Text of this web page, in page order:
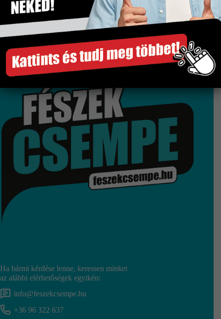
Kiszerelés
Szakértő segítség
Gyors és megbízható szállítás
Több száz termék raktárról
Ha bármi kérdése lenne, keressen minket
az alábbi elérhetőségek egyikén:
info@feszekcsempe.hu
+36 96 322 637